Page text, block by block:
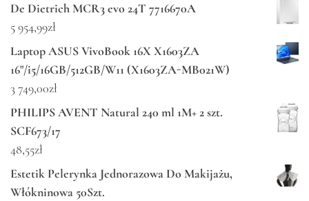
De Dietrich MCR3 evo 24T 7716670A
5 954,99zł
Laptop ASUS VivoBook 16X X1603ZA
16"/i5/16GB/512GB/W11 (X1603ZA-MB021W)
3 749,00zł
PHILIPS AVENT Natural 240 ml 1M+ 2 szt.
SCF673/17
48,55zł
Estetik Pelerynka Jednorazowa Do Makijażu,
Włókninowa 50Szt.